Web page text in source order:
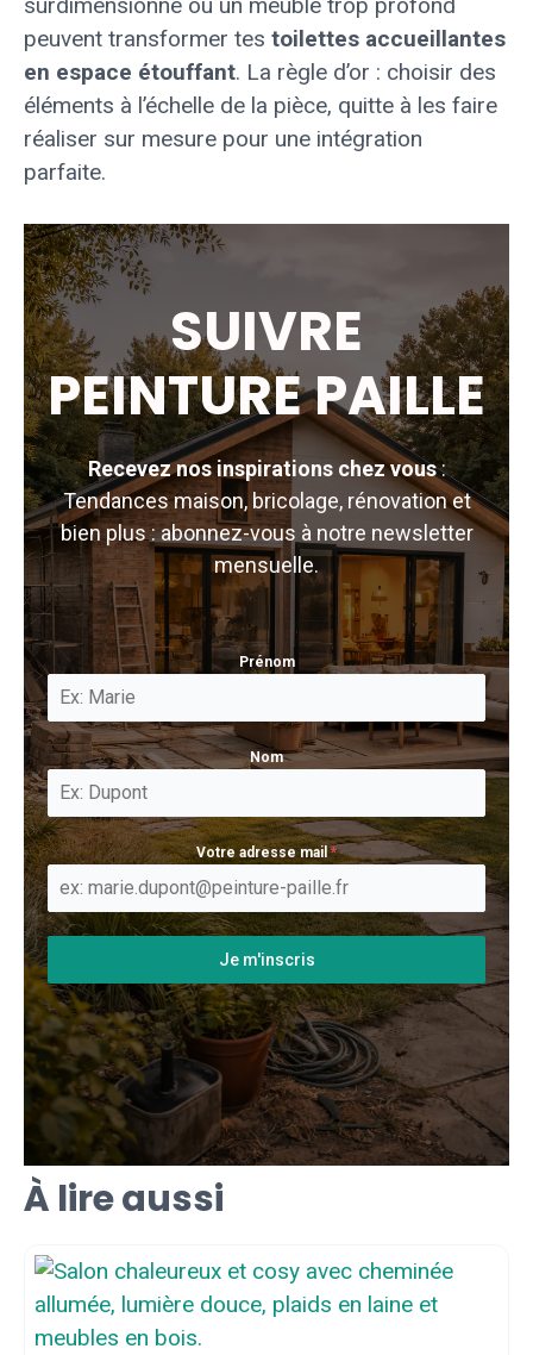
surdimensionné ou un meuble trop profond
peuvent transformer tes toilettes accueillantes
en espace étouffant. La règle d’or : choisir des
éléments à l’échelle de la pièce, quitte à les faire
réaliser sur mesure pour une intégration
parfaite.
SUIVRE
PEINTURE PAILLE
Recevez nos inspirations chez vous:
Tendances maison, bricolage, rénovation et
bien plus : abonnez-vous à notre newsletter
mensuelle.
Prénom
Nom
Votre adresse mail*
Je m'inscris
À lire aussi